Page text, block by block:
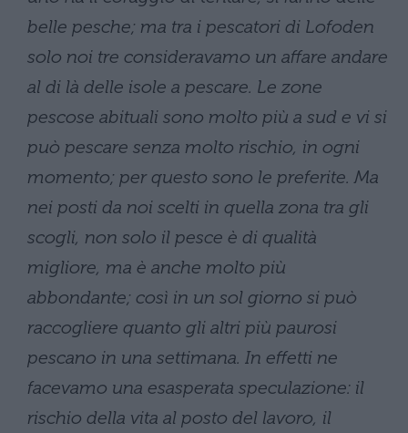
belle pesche; ma tra i pescatori di Lofoden
solo noi tre consideravamo un affare andare
al di là delle isole a pescare. Le zone
pescose abituali sono molto più a sud e vi si
può pescare senza molto rischio, in ogni
momento; per questo sono le preferite. Ma
nei posti da noi scelti in quella zona tra gli
scogli, non solo il pesce è di qualità
migliore, ma è anche molto più
abbondante; così in un sol giorno si può
raccogliere quanto gli altri più paurosi
pescano in una settimana. In effetti ne
facevamo una esasperata speculazione: il
rischio della vita al posto del lavoro, il